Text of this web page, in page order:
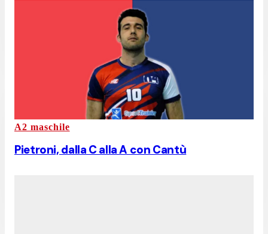
A2 maschile
Pietroni, dalla C alla A con Cantù